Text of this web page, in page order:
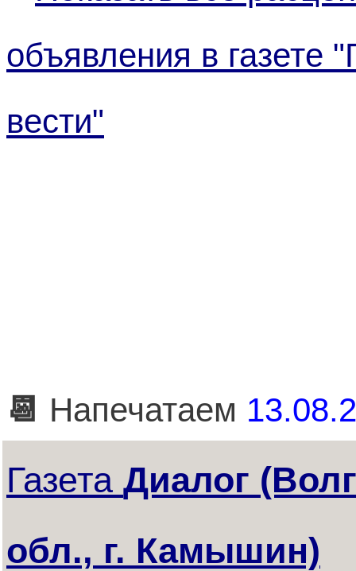
объявления в газете
вести"
📆 Напечатаем
Газета Диалог
обл., г. Камышин)